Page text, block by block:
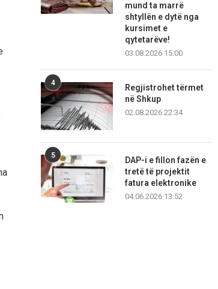
mund ta marrë
shtyllën e dytë nga
kursimet e
qytetarëve!
03.08.2026 15:00
4
Regjistrohet tërmet
në Shkup
02.08.2026 22:34
5
DAP-i e fillon fazën e
tretë të projektit
fatura elektronike
04.06.2026 13:52